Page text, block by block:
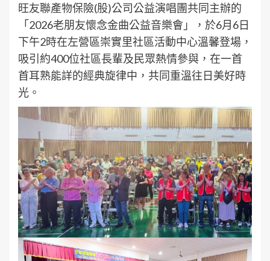
旺友聯產物保險(股)公司公益演唱團共同主辦的
「2026老朋友懷念金曲公益音樂會」，於6月6日
下午2時在左營區崇實里社區活動中心溫馨登場，
吸引約400位社區長輩及民眾熱情參與，在一首
首耳熟能詳的經典旋律中，共同重溫往日美好時
光。